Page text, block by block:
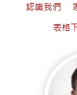
認識我們
表格